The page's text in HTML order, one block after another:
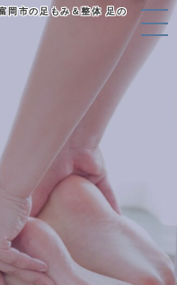
岡市の足もみ＆整体 足の